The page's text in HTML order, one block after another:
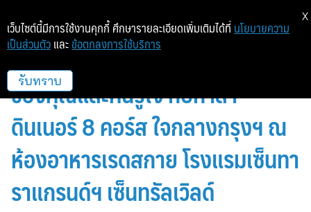
แลนด์มาร์ควันส่งท้ายปีเก่าสุดหรู
ของคุณและคนรู้ใจ กับกาล่า
ดินเนอร์ 8 คอร์ส ใจกลางกรุงฯ ณ
ห้องอาหารเรดสกาย โรงแรมเซ็นทา
ราแกรนด์ฯ เซ็นทรัลเวิลด์
เว็บไซต์นี้มีการใช้งานคุกกี้ ศึกษารายละเอียดเพิ่มเติมได้ที่ นโยบายความ
เป็นส่วนตัว และ ข้อตกลงการใช้บริการ
รับทราบ
X